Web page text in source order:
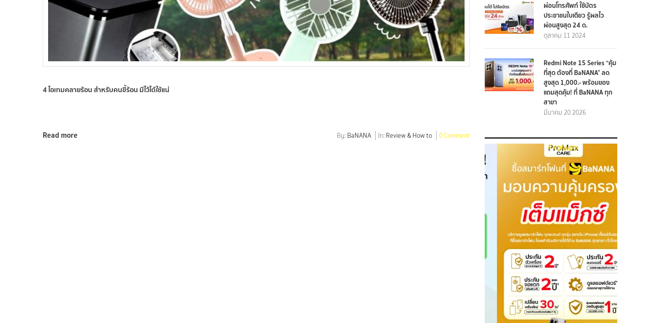
4 ไอเทมคลายร้อน สำหรับคนขี้ร้อน มีไว้ได้ใช้แน่
Read more By: BaNANA In: Review & How to 0 Comment
ผ่อนโทรศัพท์ ใช้บัตร
ประชาชนใบเดียว รู้ผลไว
ผ่อนสูงสุด 24 ด.
ตุลาคม 11 2024
Redmi Note 15 Series “คุ้ม
ที่สุด ต้องที่ BaNANA” ลด
สูงสุด 1,000.- พร้อมของ
แถมสุดคุ้ม! ที่ BaNANA ทุก
สาขา
มีนาคม 20 2026